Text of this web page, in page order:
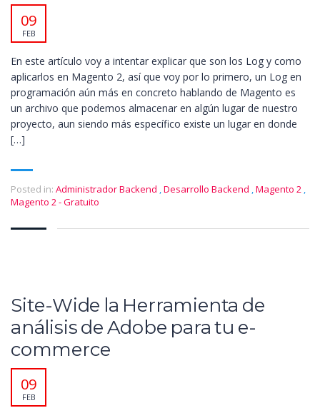
09
FEB
En este artículo voy a intentar explicar que son los Log y como
aplicarlos en Magento 2, así que voy por lo primero, un Log en
programación aún más en concreto hablando de Magento es
un archivo que podemos almacenar en algún lugar de nuestro
proyecto, aun siendo más específico existe un lugar en donde
[…]
Posted in: Administrador Backend ,Desarrollo Backend ,Magento 2 ,
Magento 2 - Gratuito
Site-Wide la Herramienta de
análisis de Adobe para tu e-
commerce
09
FEB